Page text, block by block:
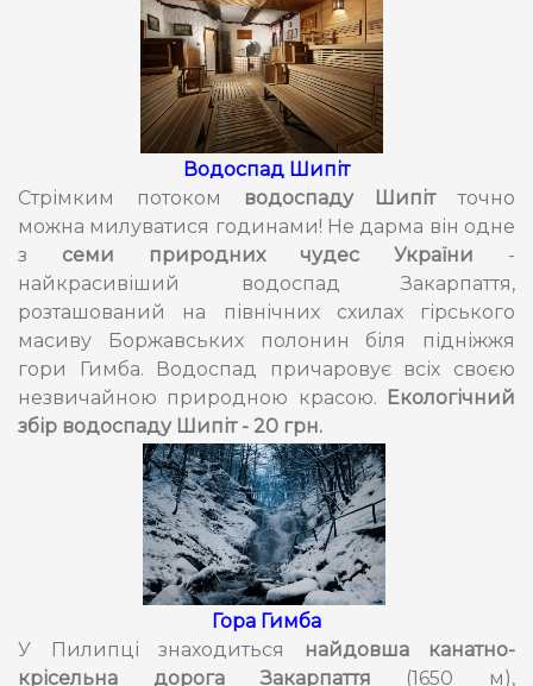
Водоспад Шипіт
Стрімким потоком водоспаду Шипітточно
можна милуватися годинами! Не дарма він одне
з семи природних чудес України -
найкрасивіший водоспад Закарпаття,
розташований на північних схилах гірського
масиву Боржавських полонин біля підніжжя
гори Гимба. Водоспад причаровує всіх своєю
незвичайною природною красою.
Екологічний
збір водоспаду Шипіт - 20 грн.
Гора Гимба
У Пилипці знаходиться
найдовша канатно-
крісельна дорога Закарпаття (1650 м),